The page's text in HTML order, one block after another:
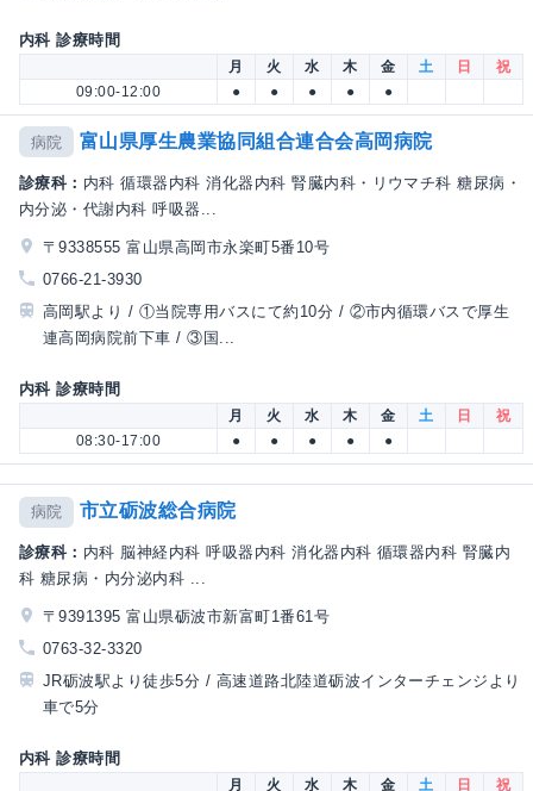
内科 診療時間
月 火 水 木 金 土 日
祝
09:00-12:00
● ● ● ● ●
病院 富山県厚生農業協同組合連合会高岡病院
診療科： 内科 循環器内科 消化器内科 腎臓内科・リウマチ科 糖尿病・
内分泌・代謝内科 呼吸器...
〒9338555 富山県高岡市永楽町5番10号
0766-21-3930
高岡駅より / ①当院専用バスにて約10分 / ②市内循環バスで厚生
連高岡病院前下車 / ③国...
内科 診療時間
月 火 水 木 金 土 日
祝
08:30-17:00
● ● ● ● ●
病院 市立砺波総合病院
診療科： 内科 脳神経内科 呼吸器内科 消化器内科 循環器内科 腎臓内
科 糖尿病・内分泌内科 ...
〒9391395 富山県砺波市新富町1番61号
0763-32-3320
JR砺波駅より徒歩5分 / 高速道路北陸道砺波インターチェンジより
車で5分
内科 診療時間
月 火 水 木 金 土 日
祝